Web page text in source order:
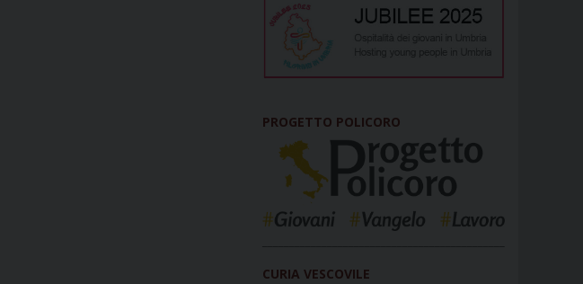
PROGETTO POLICORO
CURIA VESCOVILE